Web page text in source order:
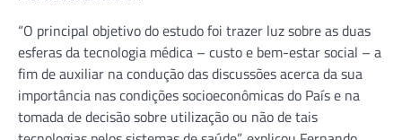
“O principal objetivo do estudo foi trazer luz sobre as duas
esferas da tecnologia médica – custo e bem-estar social – a
fim de auxiliar na condução das discussões acerca da sua
importância nas condições socioeconômicas do País e na
tomada de decisão sobre utilização ou não de tais